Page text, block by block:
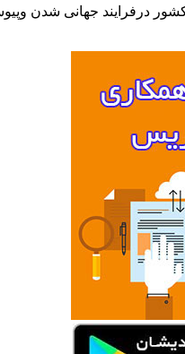
کشور درفرایند جهانی شدن